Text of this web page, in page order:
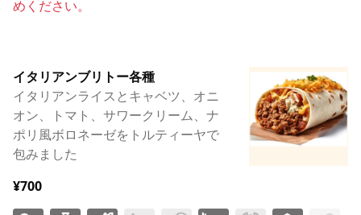
めください。
イタリアンブリトー各種
イタリアンライスとキャベツ、オニ
オン、トマト、サワークリーム、ナ
ポリ風ボロネーゼをトルティーヤで
包みました
¥700